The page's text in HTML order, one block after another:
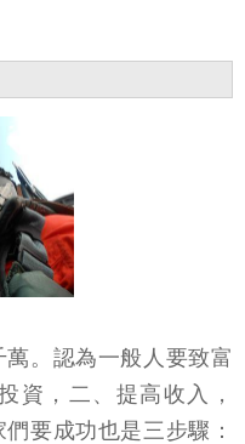
。認為一般人要致富
資，二、提高收入，
要成功也是三步驟：